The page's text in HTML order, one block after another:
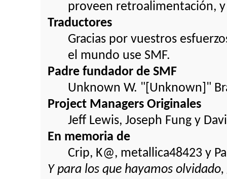
proveen retroalimentación,
Traductores
Gracias por vuestros
el mundo use SMF.
Padre fundador de SMF
Unknown W. "[Unknown]"
Project Managers Originales
Jeff Lewis, Joseph Fung y
En memoria de
Crip, K@, metallica48423 y
Y para los que hayamos